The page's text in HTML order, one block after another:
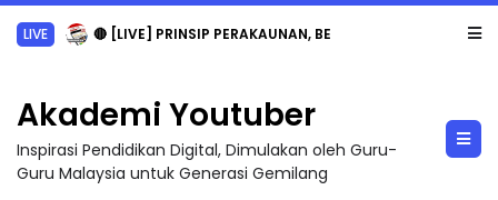
TRANSFORMASI DIGITAL GURU SIRI 7 : PAHLAWAN DIGITAL PENYELAMAT DUNIA
Akademi Youtuber
Inspirasi Pendidikan Digital, Dimulakan oleh Guru-
Guru Malaysia untuk Generasi Gemilang